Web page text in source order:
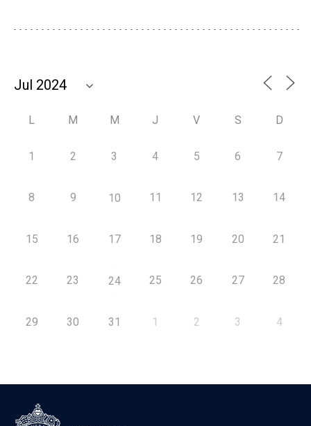
L M M J V S D
1 2 3 4 5 6 7
8 9 10 11 12 13 14
15 16 17 18 19 20 21
22 23 24 25 26 27 28
29 30 31 1 2 3 4